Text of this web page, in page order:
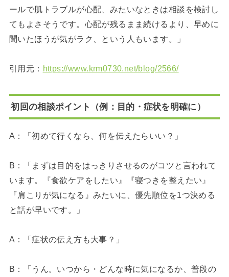
ールで肌トラブルが心配、みたいなときは相談を検討し
てもよさそうです。心配が残るまま続けるより、早めに
聞いたほうが気がラク、という人もいます。」
引用元： https://www.krm0730.net/blog/2566/
初回の相談ポイント（例：目的・症状を明確に）
A：「初めて行くなら、何を伝えたらいい？」
B：「まずは目的をはっきりさせるのがコツと言われて
います。『食欲ケアをしたい』『寝つきを整えたい』
『肩こりが気になる』みたいに、優先順位を1つ決める
と話が早いです。」
A：「症状の伝え方も大事？」
B：「うん。いつから・どんな時に気になるか、普段の